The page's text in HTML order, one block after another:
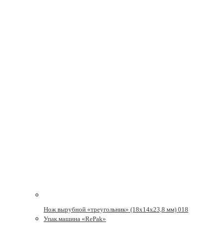
Нож вырубной «треугольник» (18х14х23,8 мм) 018
Упак.машина «RePak»